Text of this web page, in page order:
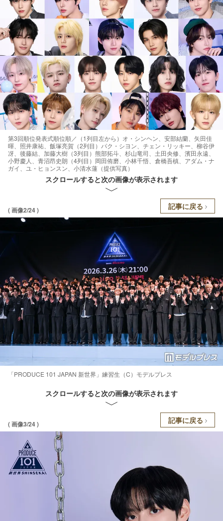
第3回順位発表式順位順／（1列目左から）オ・シンヘン、安部結蘭、矢田佳
暉、照井康祐、飯塚亮賀（2列目）パク・シヨン、チェン・リッキー、柳谷伊
冴、後藤結、加藤大樹（3列目）熊部拓斗、杉山竜司、土田央修、濱田永遠、
小野慶人、青沼昂史朗（4列目）岡田侑磨、小林千悟、倉橋吾槙、アダム・ナ
ガイ、ユ・ヒョンスン、小清水蓮（提供写真）
スクロールすると次の画像が表示されます
( 画像2/24 ) 記事に戻る
「PRODUCE 101 JAPAN 新世界」練習生（C）モデルプレス
スクロールすると次の画像が表示されます
( 画像3/24 ) 記事に戻る